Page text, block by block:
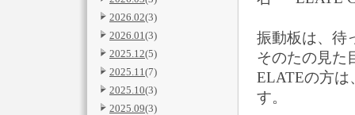
2026.02(3)
2026.01(3)
2025.12(5)
2025.11(7)
2025.10(3)
2025.09(3)
振動板は、待
そのたの見た
ELATEの方は
す。